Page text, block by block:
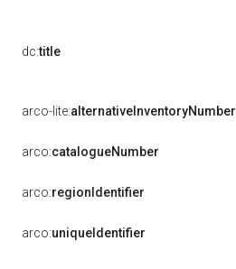
dc:title
arco-lite:alternativeInventoryNumber
arco:catalogueNumber
arco:regionIdentifier
arco:uniqueIdentifier